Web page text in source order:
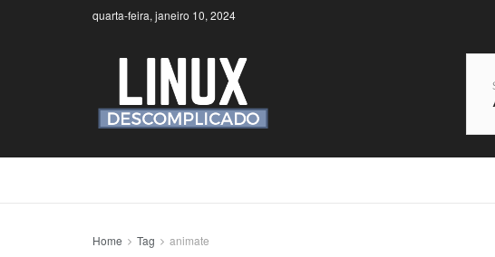
quarta-feira, janeiro 10, 2024
Home Tag animate